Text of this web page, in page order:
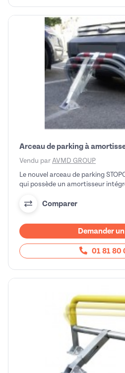
Arceau de parking à
Vendu par AVMD GROUP
Le nouvel arceau de parking
qui possède un amortisseur
Comparer
Demander
01 81 80